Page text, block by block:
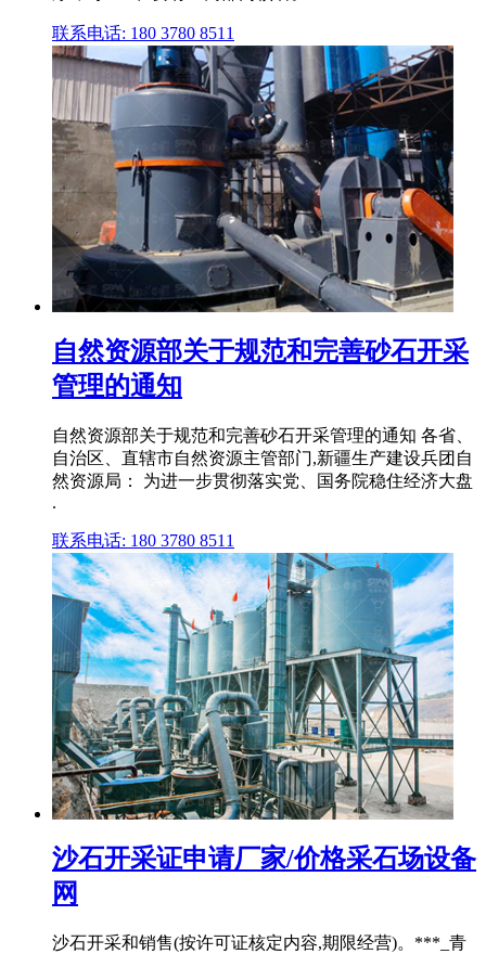
联系电话: 180 3780 8511
自然资源部关于规范和完善砂石开采
管理的通知
自然资源部关于规范和完善砂石开采管理的通知 各省、
自治区、直辖市自然资源主管部门,新疆生产建设兵团自
然资源局： 为进一步贯彻落实党、国务院稳住经济大盘
.
联系电话: 180 3780 8511
沙石开采证申请厂家/价格采石场设备
网
沙石开采和销售(按许可证核定内容,期限经营)。***_青